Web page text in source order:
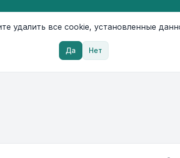
удалить все cookie, установленные
Да Нет